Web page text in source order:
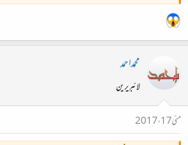
محمداحمد
لائبریرین
مئی 17، 2017